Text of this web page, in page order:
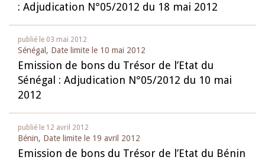
: Adjudication N°05/2012 du 18 mai 2012
publié le 03 mai 2012
Sénégal, Date limite le 10 mai 2012
Emission de bons du Trésor de l’Etat du
Sénégal : Adjudication N°05/2012 du 10 mai
2012
publié le 12 avril 2012
Bénin, Date limite le 19 avril 2012
Emission de bons du Trésor de l’Etat du Bénin